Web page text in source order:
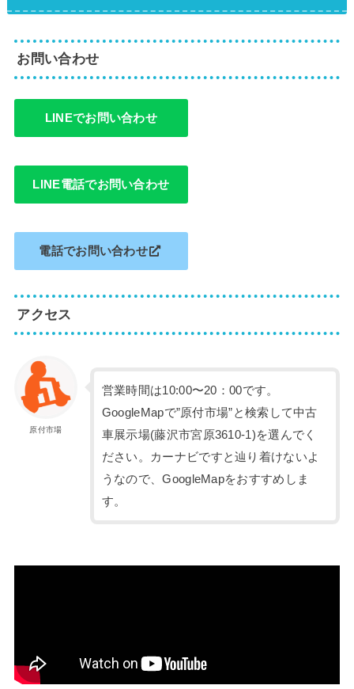
お問い合わせ
LINEでお問い合わせ
LINE電話でお問い合わせ
電話でお問い合わせ
アクセス
原付市場
営業時間は10:00〜20：00です。
GoogleMapで”原付市場”と検索して中古
車展示場(藤沢市宮原3610-1)を選んでく
ださい。カーナビですと辿り着けないよ
うなので、GoogleMapをおすすめしま
す。